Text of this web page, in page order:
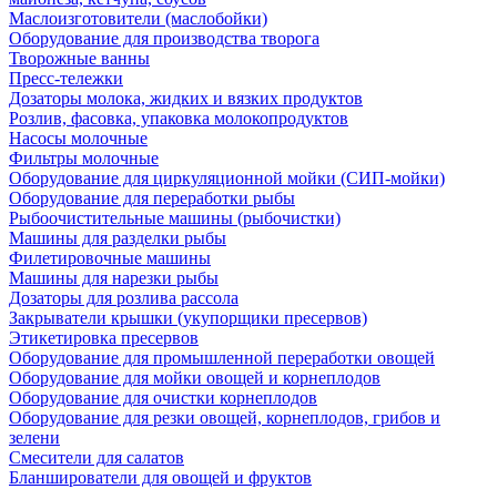
Маслоизготовители (маслобойки)
Оборудование для производства творога
Творожные ванны
Пресс-тележки
Дозаторы молока, жидких и вязких продуктов
Розлив, фасовка, упаковка молокопродуктов
Насосы молочные
Фильтры молочные
Оборудование для циркуляционной мойки (СИП-мойки)
Оборудование для переработки рыбы
Рыбоочистительные машины (рыбочистки)
Машины для разделки рыбы
Филетировочные машины
Машины для нарезки рыбы
Дозаторы для розлива рассола
Закрыватели крышки (укупорщики пресервов)
Этикетировка пресервов
Оборудование для промышленной переработки овощей
Оборудование для мойки овощей и корнеплодов
Оборудование для очистки корнеплодов
Оборудование для резки овощей, корнеплодов, грибов и
зелени
Смесители для салатов
Бланширователи для овощей и фруктов